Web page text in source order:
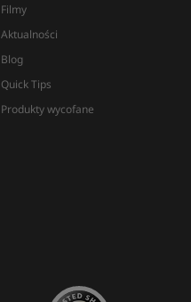
Filmy
Aktualności
Blog
Quick Tips
Produkty wycofane